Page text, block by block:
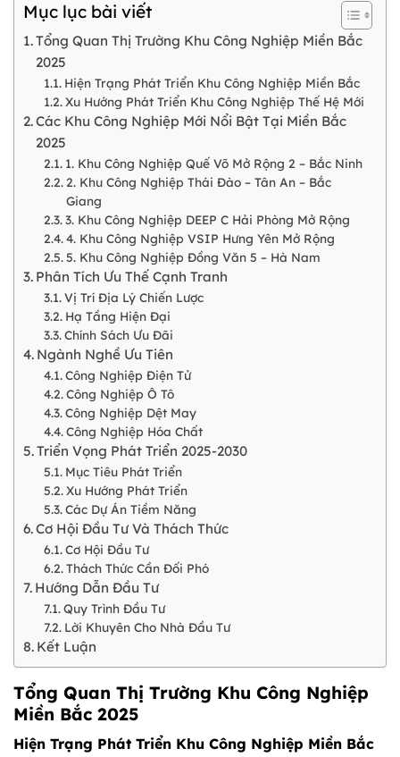
Mục lục bài viết
Tổng Quan Thị Trường Khu Công Nghiệp Miền Bắc
2025
Hiện Trạng Phát Triển Khu Công Nghiệp Miền Bắc
Xu Hướng Phát Triển Khu Công Nghiệp Thế Hệ Mới
Các Khu Công Nghiệp Mới Nổi Bật Tại Miền Bắc
2025
1. Khu Công Nghiệp Quế Võ Mở Rộng 2 – Bắc Ninh
2. Khu Công Nghiệp Thái Đào – Tân An – Bắc
Giang
3. Khu Công Nghiệp DEEP C Hải Phòng Mở Rộng
4. Khu Công Nghiệp VSIP Hưng Yên Mở Rộng
5. Khu Công Nghiệp Đồng Văn 5 – Hà Nam
Phân Tích Ưu Thế Cạnh Tranh
Vị Trí Địa Lý Chiến Lược
Hạ Tầng Hiện Đại
Chính Sách Ưu Đãi
Ngành Nghề Ưu Tiên
Công Nghiệp Điện Tử
Công Nghiệp Ô Tô
Công Nghiệp Dệt May
Công Nghiệp Hóa Chất
Triển Vọng Phát Triển 2025-2030
Mục Tiêu Phát Triển
Xu Hướng Phát Triển
Các Dự Án Tiềm Năng
Cơ Hội Đầu Tư Và Thách Thức
Cơ Hội Đầu Tư
Thách Thức Cần Đối Phó
Hướng Dẫn Đầu Tư
Quy Trình Đầu Tư
Lời Khuyên Cho Nhà Đầu Tư
Kết Luận
Tổng Quan Thị Trường Khu Công Nghiệp
Miền Bắc 2025
Hiện Trạng Phát Triển Khu Công Nghiệp Miền Bắc